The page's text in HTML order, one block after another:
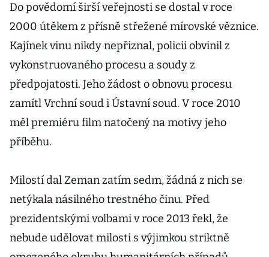
Do povědomí širší veřejnosti se dostal v roce
2000 útěkem z přísně střežené mírovské věznice.
Kajínek vinu nikdy nepřiznal, policii obvinil z
vykonstruovaného procesu a soudy z
předpojatosti. Jeho žádost o obnovu procesu
zamítl Vrchní soud i Ústavní soud. V roce 2010
měl premiéru film natočený na motivy jeho
příběhu.
Milostí dal Zeman zatím sedm, žádná z nich se
netýkala násilného trestného činu. Před
prezidentskými volbami v roce 2013 řekl, že
nebude udělovat milosti s výjimkou striktně